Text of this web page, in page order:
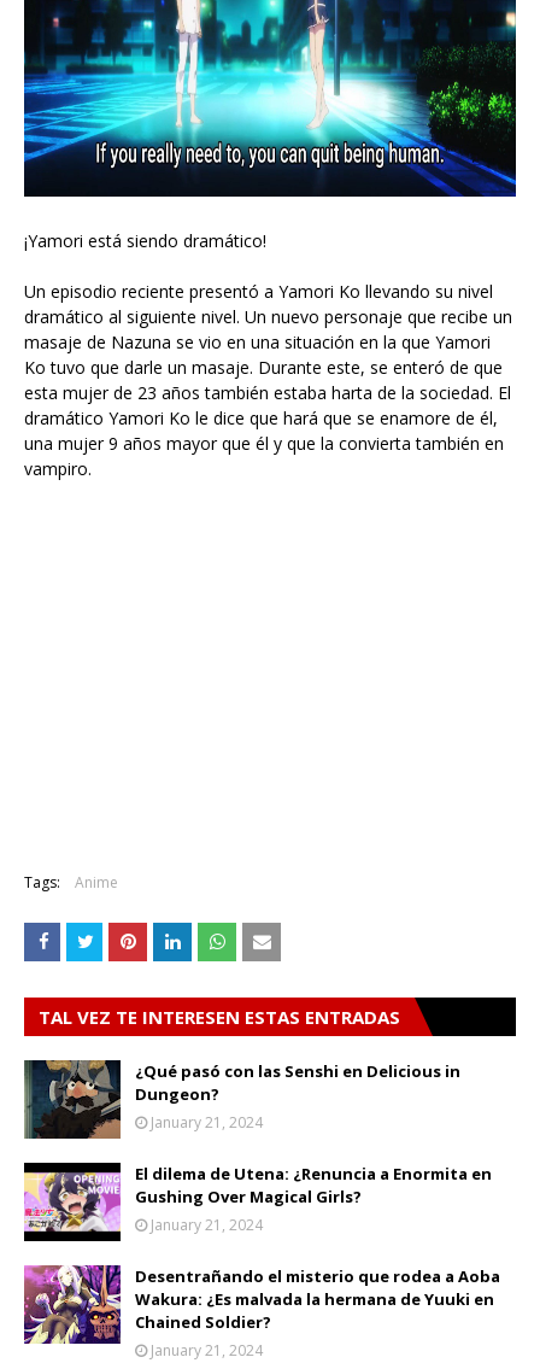
¡Yamori está siendo dramático!
Un episodio reciente presentó a Yamori Ko llevando su nivel
dramático al siguiente nivel. Un nuevo personaje que recibe un
masaje de Nazuna se vio en una situación en la que Yamori
Ko tuvo que darle un masaje. Durante este, se enteró de que
esta mujer de 23 años también estaba harta de la sociedad. El
dramático Yamori Ko le dice que hará que se enamore de él,
una mujer 9 años mayor que él y que la convierta también en
vampiro.
Tags: Anime
TAL VEZ TE INTERESEN ESTAS ENTRADAS
¿Qué pasó con las Senshi en Delicious in
Dungeon?
January 21, 2024
El dilema de Utena: ¿Renuncia a Enormita en
Gushing Over Magical Girls?
January 21, 2024
Desentrañando el misterio que rodea a Aoba
Wakura: ¿Es malvada la hermana de Yuuki en
Chained Soldier?
January 21, 2024